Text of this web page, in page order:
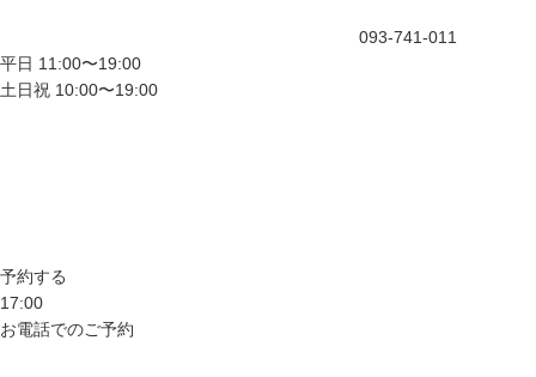
093-741-011
平日 11:00〜19:00
土日祝 10:00〜19:00
予約する
17:00
お電話でのご予約